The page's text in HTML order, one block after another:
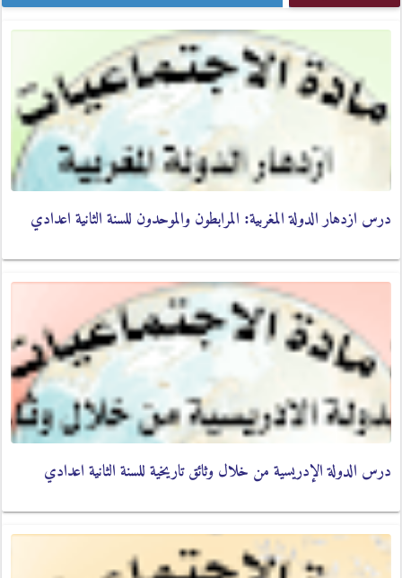
درس ازدهار الدولة المغربية: المرابطون والموحدون للسنة الثانية اعدادي
درس الدولة الإدريسية من خلال وثائق تاريخية للسنة الثانية اعدادي